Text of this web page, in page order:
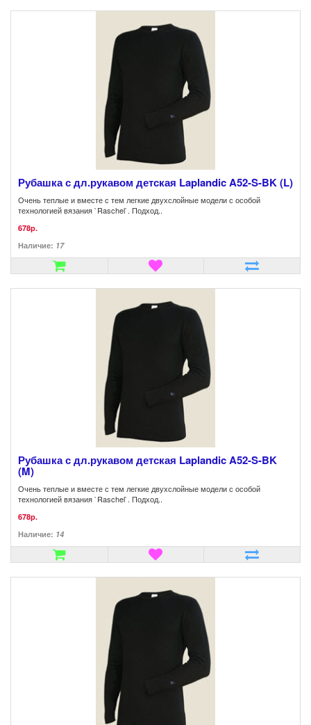
Рубашка с дл.рукавом детская Laplandic A52-S-BK (L)
Очень теплые и вместе с тем легкие двухслойные модели с особой
технологией вязания `Raschel`. Подход..
678р.
Наличие: 17
Рубашка с дл.рукавом детская Laplandic A52-S-BK
(M)
Очень теплые и вместе с тем легкие двухслойные модели с особой
технологией вязания `Raschel`. Подход..
678р.
Наличие: 14